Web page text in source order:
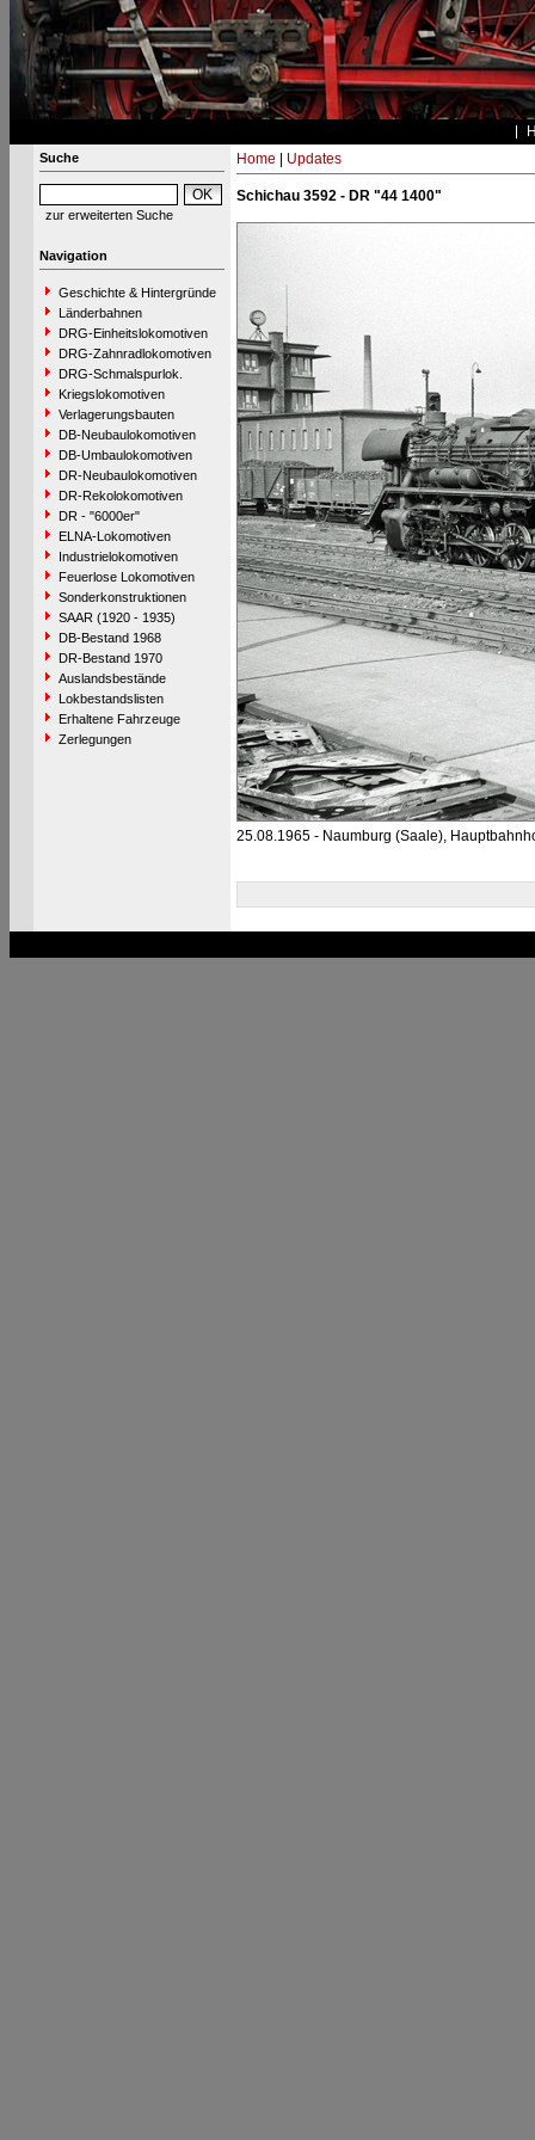
Suche
zur erweiterten Suche
Navigation
Geschichte & Hintergründe
Länderbahnen
DRG-Einheitslokomotiven
DRG-Zahnradlokomotiven
DRG-Schmalspurlok.
Kriegslokomotiven
Verlagerungsbauten
DB-Neubaulokomotiven
DB-Umbaulokomotiven
DR-Neubaulokomotiven
DR-Rekolokomotiven
DR - "6000er"
ELNA-Lokomotiven
Industrielokomotiven
Feuerlose Lokomotiven
Sonderkonstruktionen
SAAR (1920 - 1935)
DB-Bestand 1968
DR-Bestand 1970
Auslandsbestände
Lokbestandslisten
Erhaltene Fahrzeuge
Zerlegungen
Home Updates
Schichau 3592 - DR "44 1400"
25.08.1965 - Naumburg (Saale),